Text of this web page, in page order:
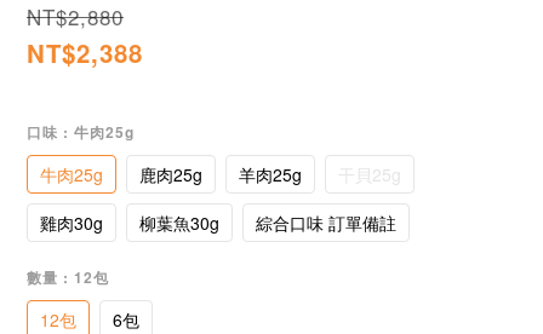
NT$2,880
NT$2,388
口味 : 牛肉25g
牛肉25g 鹿肉25g 羊肉25g
干貝25g
雞肉30g
柳葉魚30g 綜合口味 訂單備註
數量 : 12包
12包 6包